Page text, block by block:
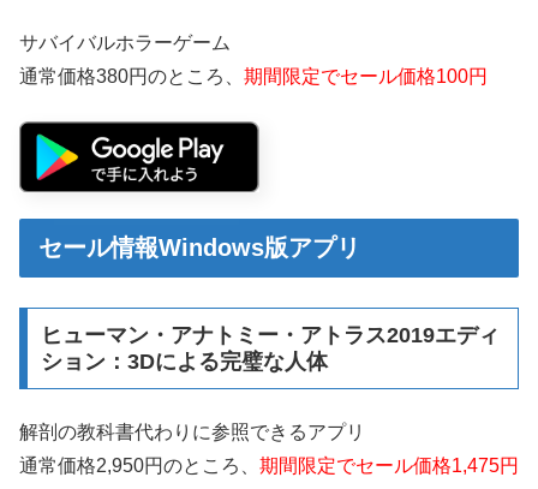
サバイバルホラーゲーム
通常価格380円のところ、 期間限定でセール価格100円
セール情報Windows版アプリ
ヒューマン・アナトミー・アトラス2019エディ
ション：3Dによる完璧な人体
解剖の教科書代わりに参照できるアプリ
通常価格2,950円のところ、 期間限定でセール価格1,475円